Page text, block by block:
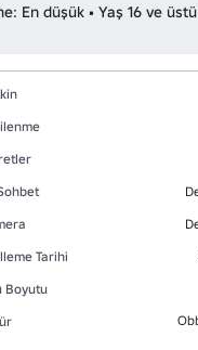
En düşük • Yaş 16 ve üstü
Tarihi
Boyutu